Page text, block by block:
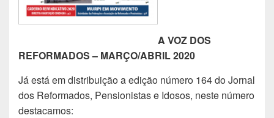
A VOZ DOS
REFORMADOS – MARÇO/ABRIL 2020
Já está em distribuição a edição número 164 do Jornal
dos Reformados, Pensionistas e Idosos, neste número
destacamos: